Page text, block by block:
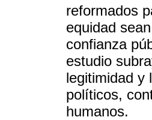
reformados
equidad
confianza
estudio
legitimidad y
políticos,
humanos.